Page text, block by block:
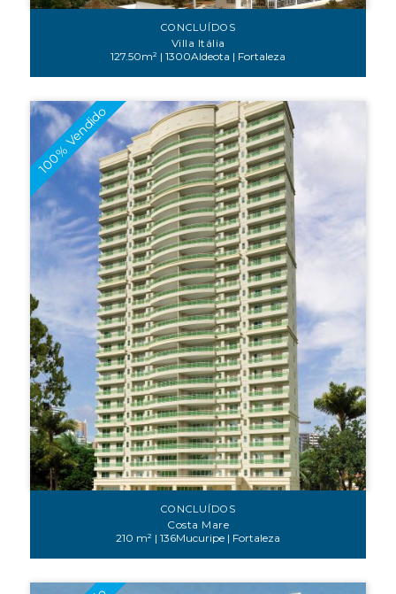
CONCLUÍDOS
Villa Itália
127.50m² | 1300Aldeota | Fortaleza
100% Vendido
CONCLUÍDOS
Costa Mare
210 m² | 136Mucuripe | Fortaleza